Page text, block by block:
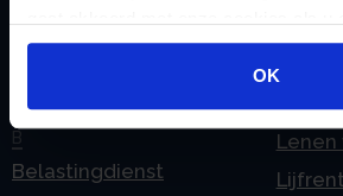
gebruiken.
OK
Handige links
Afkoop Stamrecht
B
Belastingdienst
L
Lenen